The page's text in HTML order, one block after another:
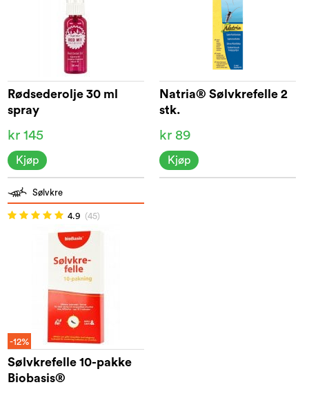
Rødsederolje 30 ml
spray
kr 145
Kjøp
Natria® Sølvkrefelle 2
stk.
kr 89
Kjøp
Sølvkre
4.9 (45)
-12%
Sølvkrefelle 10-pakke
Biobasis®